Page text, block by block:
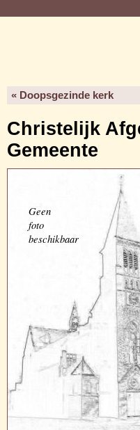
« Doopsgezinde kerk
Christelijk
Gemeente
Geen
foto
beschikbaar